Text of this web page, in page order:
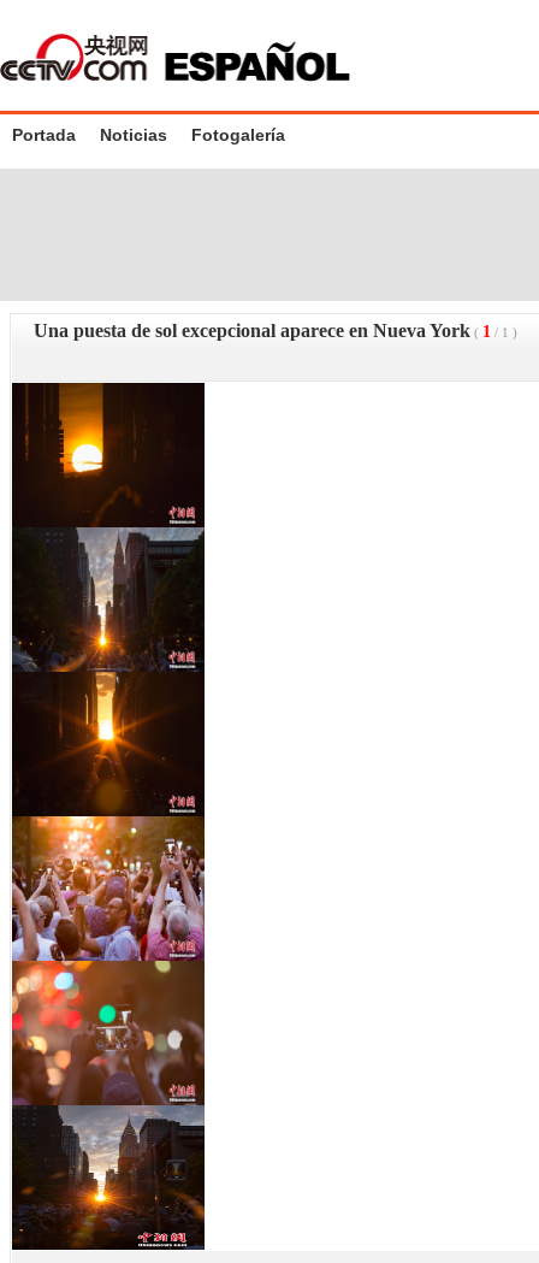
Portada Noticias Fotogalería
Una puesta de sol excepcional aparece en Nueva York ( 1 / 1 )